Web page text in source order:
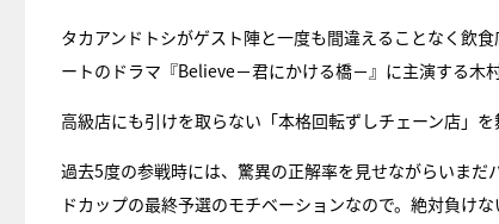
タカアンドトシがゲスト陣と一度も間違えることなく飲
ートのドラマ『Believe－君にかける橋－』に主演する木
高級店にも引けを取らない「本格回転ずしチェーン店」
過去5度の参戦時には、驚異の正解率を見せながらいま
ドカップの最終予選のモチベーションなので。絶対負け